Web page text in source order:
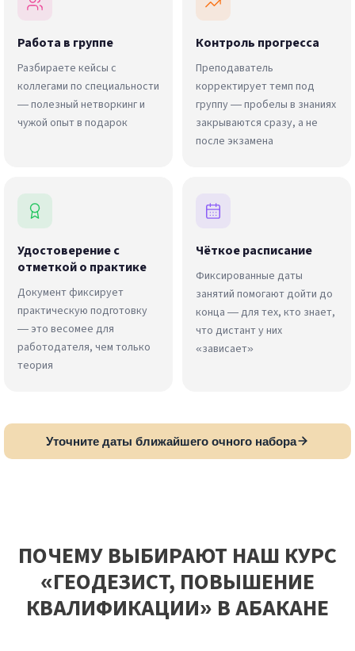
Работа в группе
Разбираете кейсы с
коллегами по специальности
— полезный нетворкинг и
чужой опыт в подарок
Контроль прогресса
Преподаватель
корректирует темп под
группу — пробелы в знаниях
закрываются сразу, а не
после экзамена
Удостоверение с
отметкой о практике
Документ фиксирует
практическую подготовку
— это весомее для
работодателя, чем только
теория
Чёткое расписание
Фиксированные даты
занятий помогают дойти до
конца — для тех, кто знает,
что дистант у них
«зависает»
Уточните даты ближайшего очного набора
ПОЧЕМУ ВЫБИРАЮТ НАШ КУРС
«ГЕОДЕЗИСТ, ПОВЫШЕНИЕ
КВАЛИФИКАЦИИ» В АБАКАНЕ